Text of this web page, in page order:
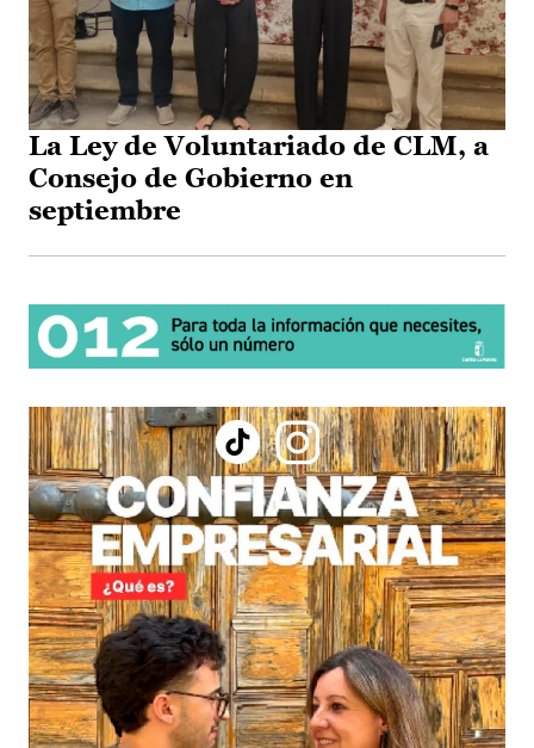
La Ley de Voluntariado de CLM, a
Consejo de Gobierno en
septiembre